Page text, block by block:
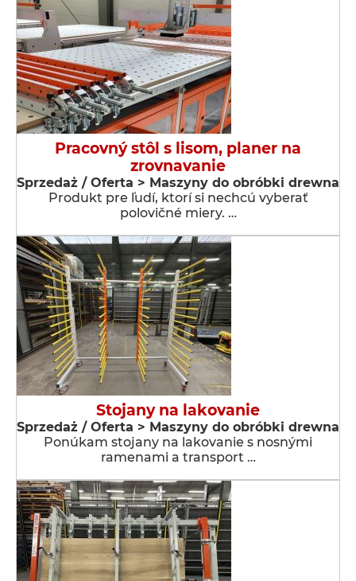
Pracovný stôl s lisom, planer na
zrovnavanie
Sprzedaż / Oferta > Maszyny do obróbki drewna
Produkt pre ľudí, ktorí si nechcú vyberať
polovičné miery. …
Stojany na lakovanie
Sprzedaż / Oferta > Maszyny do obróbki drewna
Ponúkam stojany na lakovanie s nosnými
ramenami a transport …